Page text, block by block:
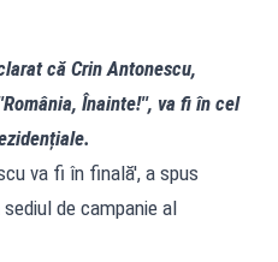
că Crin Antonescu,
Înainte!'', va fi în cel
va fi în finală', a spus
de campanie al